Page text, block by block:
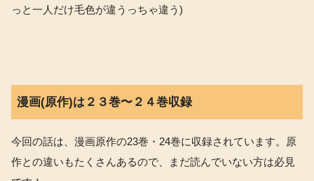
っと一人だけ毛色が違うっちゃ違う)
漫画(原作)は２３巻〜２４巻収録
今回の話は、漫画原作の23巻・24巻に収録されています。原
作との違いもたくさんあるので、まだ読んでいない方は必見